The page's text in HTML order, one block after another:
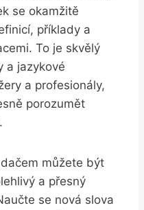
se okamžitě
příklady a
To je skvělý
a jazykové
a profesionály,
porozumět
můžete být
a přesný
se nová slova